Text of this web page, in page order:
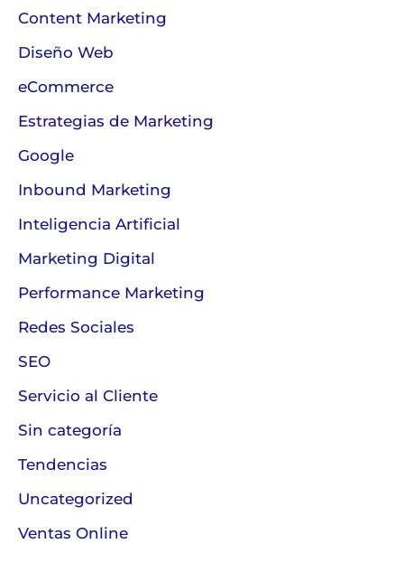
Content Marketing
Diseño Web
eCommerce
Estrategias de Marketing
Google
Inbound Marketing
Inteligencia Artificial
Marketing Digital
Performance Marketing
Redes Sociales
SEO
Servicio al Cliente
Sin categoría
Tendencias
Uncategorized
Ventas Online